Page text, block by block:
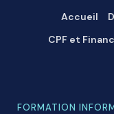
Accueil
CPF et
FORMATION